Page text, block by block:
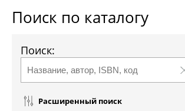
Поиск по каталогу
Поиск:
Расширенный поиск